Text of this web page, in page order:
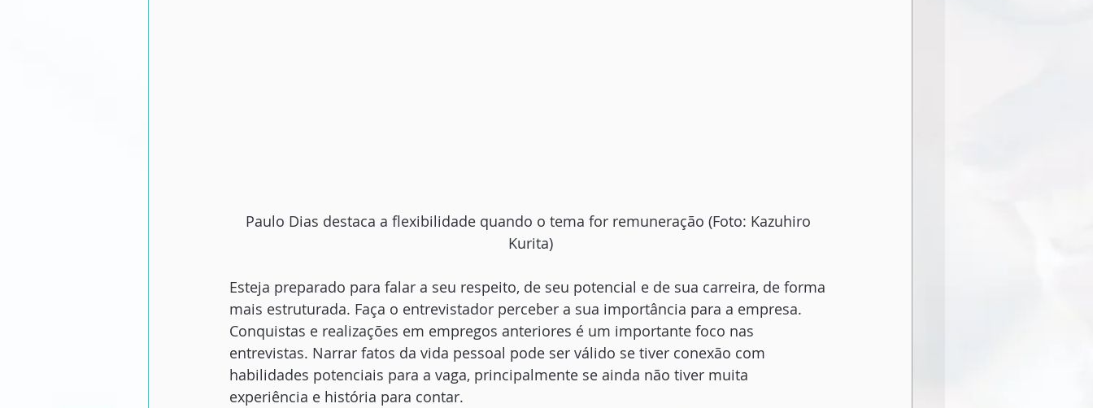
Paulo Dias destaca a flexibilidade quando o tema for remuneração (Foto: Kazuhiro
Kurita)
Esteja preparado para falar a seu respeito, de seu potencial e de sua carreira, de forma
mais estruturada. Faça o entrevistador perceber a sua importância para a empresa.
Conquistas e realizações em empregos anteriores é um importante foco nas
entrevistas. Narrar fatos da vida pessoal pode ser válido se tiver conexão com
habilidades potenciais para a vaga, principalmente se ainda não tiver muita
experiência e história para contar.